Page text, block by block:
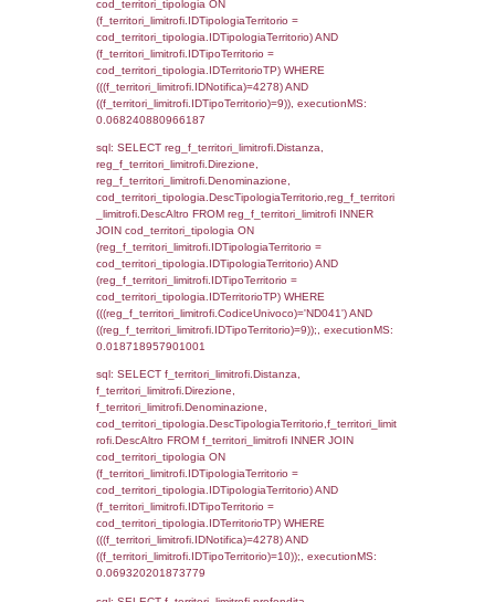
f_territori_limitrofi.Denominazione,
rofi.DescAltro FROM f_territori_limitrofi
cod_territori_tipologia ON
(f_territori_limitrofi.IDTipologiaTerritorio =
(f_territori_limitrofi.IDTipoTerritorio =
cod_territori_tipologia.IDTerritorioTP)
(((f_territori_limitrofi.IDNotifica)=4278) AND
((f_territori_limitrofi.IDTipoTerritorio)=4)),
0.071131944656372
sql: SELECT f_territori_limitrofi.Distanza,
f_territori_limitrofi.Direzione,
f_territori_limitrofi.DescAltro FROM
JOIN cod_territori_tipologia ON
(f_territori_limitrofi.IDTipologiaTerritorio =
cod_territori_tipologia.IDTipologiaTerritorio)
(f_territori_limitrofi.IDTipoTerritorio =
cod_territori_tipologia.IDTerritorioTP)
(((f_territori_limitrofi.IDNotifica)=4278) AND